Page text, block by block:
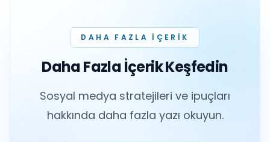
blog.hootsuite.com— Instagram’ın genel
ortalama takipçi büyüme oranı %1,37’dir.
blog.hootsuite.com— Instagram
haftada 2 gönderi paylaşım sıklığında
%4,04’tür.